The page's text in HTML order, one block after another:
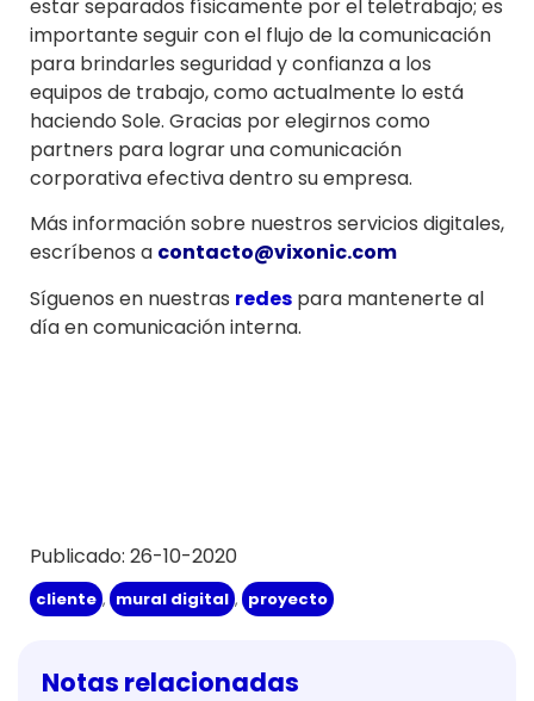
estar separados físicamente por el teletrabajo; es
importante seguir con el flujo de la comunicación
para brindarles seguridad y confianza a los
equipos de trabajo, como actualmente lo está
haciendo Sole. Gracias por elegirnos como
partners para lograr una comunicación
corporativa efectiva dentro su empresa.
Más información sobre nuestros servicios digitales,
escríbenos a contacto@vixonic.com
Síguenos en nuestras redes para mantenerte al
día en comunicación interna.
Publicado: 26-10-2020
cliente , mural digital , proyecto
Notas relacionadas